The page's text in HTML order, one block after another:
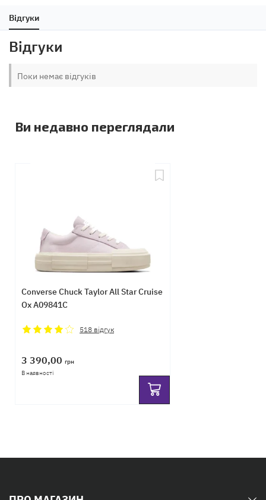
Відгуки
Відгуки
Поки немає відгуків
Ви недавно переглядали
Converse Chuck Taylor All Star Cruise
Ox A09841C
518 відгук
3 390,00 грн
В наявності